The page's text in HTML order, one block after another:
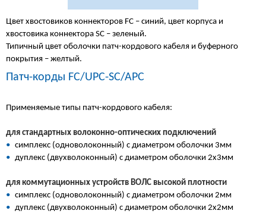
Цвет хвостовиков коннекторов FC – синий, цвет корпуса и
хвостовика коннектора SC – зеленый.
Типичный цвет оболочки патч-кордового кабеля и буферного
покрытия – желтый.
Патч-корды FC/UPC-SC/APC
Применяемые типы патч-кордового кабеля:
для стандартных волоконно-оптических подключений
• симплекс (одноволоконный) с диаметром оболочки 3мм
• дуплекс (двухволоконный) с диаметром оболочки 2х3мм
для коммутационных устройств ВОЛС высокой плотности
• симплекс (одноволоконный) с диаметром оболочки 2мм
• дуплекс (двухволоконный) с диаметром оболочки 2х2мм